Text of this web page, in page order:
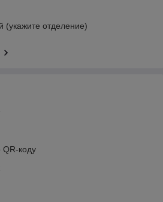
(укажите отделение)
коду